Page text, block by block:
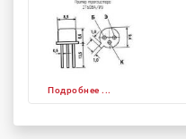
Подробнее ...